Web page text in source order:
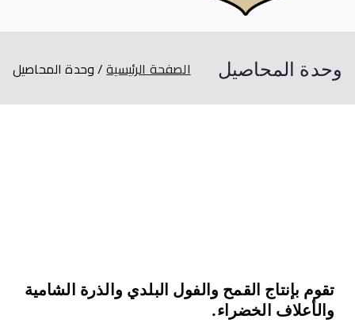
وحدة المحاصيل الصفحة الرئيسية وحدة المحاصيل
تقوم بإنتاج القمح والفول البلدي والذرة الشامية
والأعلاف الخضراء.